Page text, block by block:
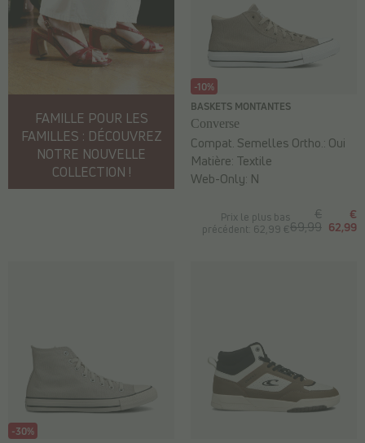
FAMILLE POUR LES
FAMILLES : DÉCOUVREZ
NOTRE NOUVELLE
COLLECTION !
-10%
BASKETS MONTANTES
Converse
Prix le plus bas
précédent: 62,99 €
€
69,99
€
62,99
Compat. Semelles Ortho.: Oui
Matière: Textile
Web-Only: N
-30%